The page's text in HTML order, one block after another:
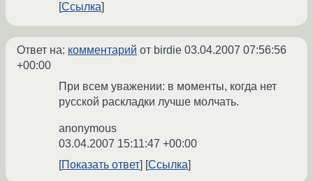
Ссылка
Ответ на: комментарий от birdie 03.04.2007 07:56:56
+00:00
При всем уважении: в моменты, когда нет
русской раскладки лучше молчать.
anonymous
03.04.2007 15:11:47 +00:00
Показать ответ
Ссылка